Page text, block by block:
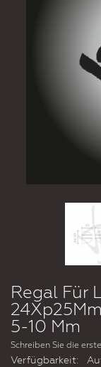
Regal Für
5-10 Mm
Schreiben Sie die
Verfügbarkeit: